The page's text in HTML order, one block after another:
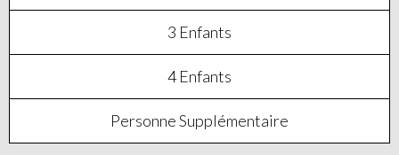
3 Enfants
4 Enfants
Personne Supplémentaire